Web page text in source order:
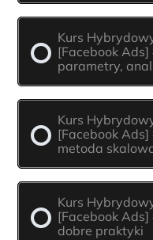
Kurs
[Facebook
parametry,
Kurs
[Facebook
metoda
Kurs
[Facebook
dobre praktyki